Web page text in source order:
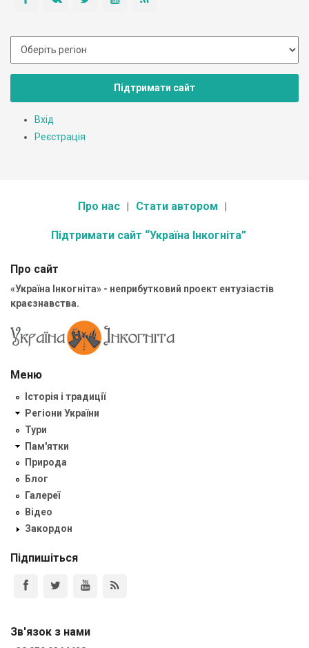
Підтримати сайт
Вхід
Реєстрація
Про нас Стати автором
Підтримати сайт “Україна Інкогніта”
Про сайт
«Україна Інкогніта» - неприбутковий проект ентузіастів
краєзнавства.
Меню
Історія і традиції
Регіони України
Тури
Пам'ятки
Природа
Блог
Галереї
Відео
Закордон
Підпишіться
Зв'язок з нами